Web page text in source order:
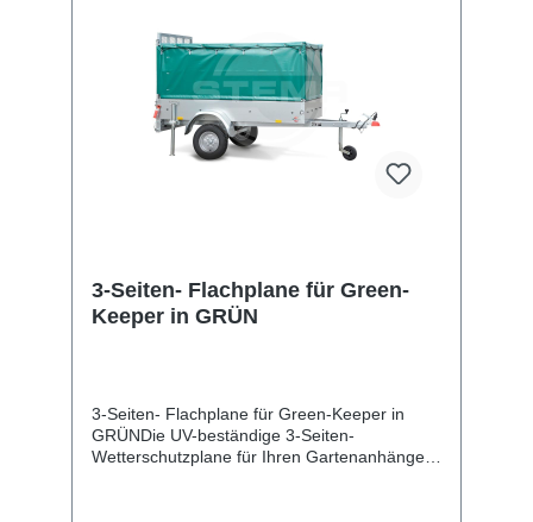
zulässig! (Siehe auch Sicherheitshinweise in
Ihrer Allgemeinen Betriebserlaubnis!).
Angegebene Höhe ist immer ab Oberkante
Bordwand gemessen.
3-Seiten- Flachplane für Green-
Keeper in GRÜN
3-Seiten- Flachplane für Green-Keeper in
GRÜNDie UV-beständige 3-Seiten-
Wetterschutzplane für Ihren Gartenanhänger